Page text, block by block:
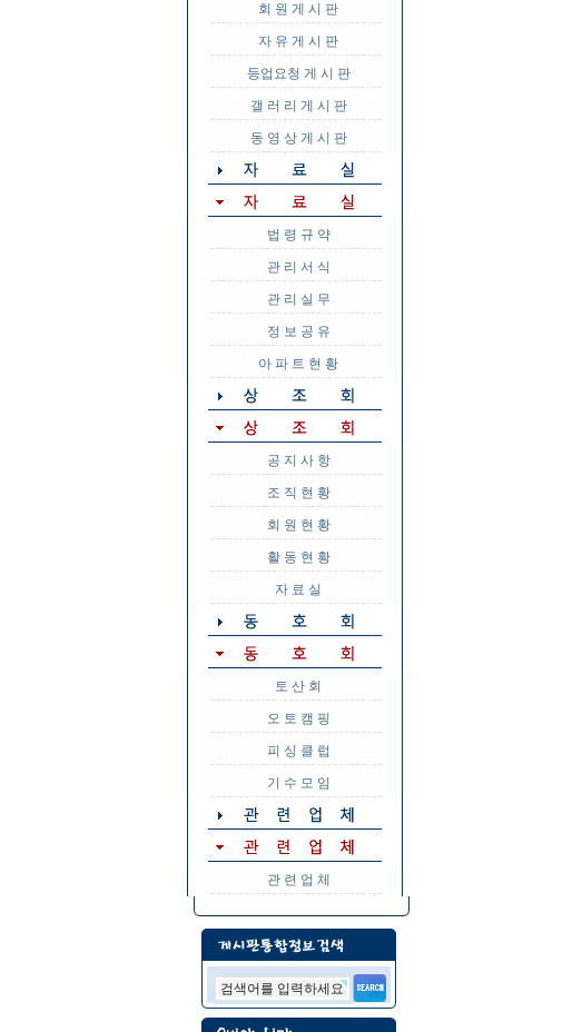
회 원 게 시 판
자 유 게 시 판
등업요청 게 시 판
갤 러 리 게 시 판
동 영 상 게 시 판
법 령 규 약
관 리 서 식
관 리 실 무
정 보 공 유
아 파 트 현 황
공 지 사 항
조 직 현 황
회 원 현 황
활 동 현 황
자 료 실
토 산 회
오 토 캠 핑
피 싱 클 럽
기 수 모 임
관 련 업 체